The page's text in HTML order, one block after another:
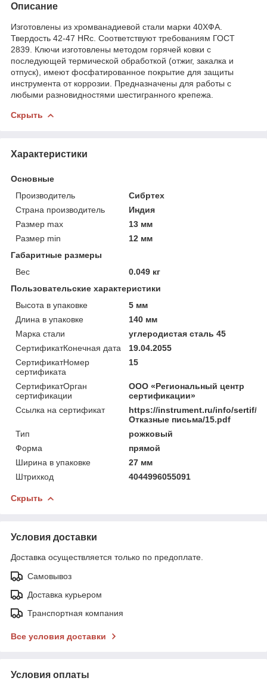
Описание
Изготовлены из хромванадиевой стали марки 40ХФА.
Твердость 42-47 HRс. Соответствуют требованиям ГОСТ
2839. Ключи изготовлены методом горячей ковки с
последующей термической обработкой (отжиг, закалка и
отпуск), имеют фосфатированное покрытие для защиты
инструмента от коррозии. Предназначены для работы с
любыми разновидностями шестигранного крепежа.
Скрыть
Характеристики
Основные
Производитель
Сибртех
Страна производитель
Индия
Размер max
13 мм
Размер min
12 мм
Габаритные размеры
Вес
0.049 кг
Пользовательские характеристики
Высота в упаковке
5 мм
Длина в упаковке
140 мм
Марка стали
углеродистая сталь 45
СертификатКонечная дата
19.04.2055
СертификатНомер
сертификата
15
СертификатОрган
сертификации
ООО «Региональный центр
сертификации»
Ссылка на сертификат
https://instrument.ru/info/sertif/
Отказные письма/15.pdf
Тип
рожковый
Форма
прямой
Ширина в упаковке
27 мм
Штрихкод
4044996055091
Скрыть
Условия доставки
Доставка осуществляется только по предоплате.
Самовывоз
Доставка курьером
Транспортная компания
Все условия доставки
Условия оплаты